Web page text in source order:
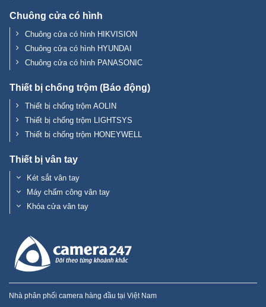
Chuông cửa có hình
Chuông cửa có hình HIKVISION
Chuông cửa có hình HYUNDAI
Chuông cửa có hình PANASONIC
Thiết bị chống trộm (Báo động)
Thiết bị chống trộm AOLIN
Thiết bị chống trộm LIGHTSYS
Thiết bị chống trộm HONEYWELL
Thiết bị vân tay
Két sắt vân tay
Máy chấm công vân tay
Khóa cửa vân tay
Nhà phân phối camera hàng đầu tại Việt Nam